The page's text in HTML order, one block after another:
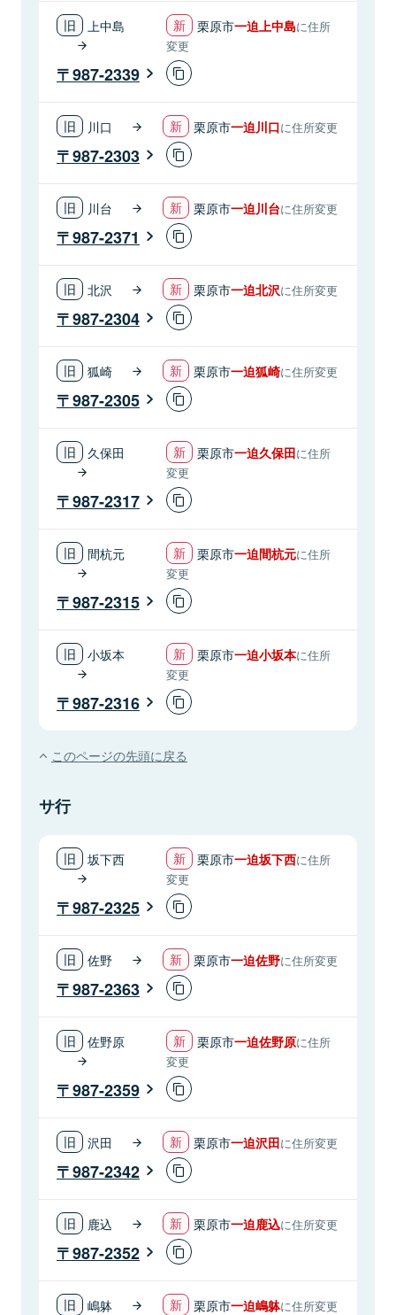
上中島 栗原市一迫上中島に住所
変更
987-2339
川口 栗原市一迫川口に住所変更
987-2303
川台 栗原市一迫川台に住所変更
987-2371
北沢 栗原市一迫北沢に住所変更
987-2304
狐崎 栗原市一迫狐崎に住所変更
987-2305
久保田 栗原市一迫久保田に住所
変更
987-2317
間杭元 栗原市一迫間杭元に住所
変更
987-2315
小坂本 栗原市一迫小坂本に住所
変更
987-2316
このページの先頭に戻る
サ行
坂下西 栗原市一迫坂下西に住所
変更
987-2325
佐野 栗原市一迫佐野に住所変更
987-2363
佐野原 栗原市一迫佐野原に住所
変更
987-2359
沢田 栗原市一迫沢田に住所変更
987-2342
鹿込 栗原市一迫鹿込に住所変更
987-2352
嶋躰 栗原市一迫嶋躰に住所変更